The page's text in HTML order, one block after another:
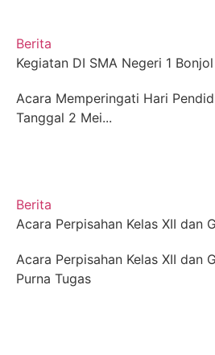
Berita
Kegiatan DI SMA Negeri 1 Bonjol
Acara Memperingati Hari
Tanggal 2 Mei...
Berita
Acara Perpisahan Kelas XII dan
Acara Perpisahan Kelas XII dan
Purna Tugas